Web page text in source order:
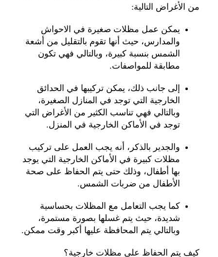
من الأغراض التالية:
يمكن عمل مظلات صغيرة في الاحواش
والمدارس، حيث أنها تقوم بالتقليل من أشعة
الشمس بنسبة كبيرة، وبالتالي فهي تكون
مطابقة للمواصفات.
إلى جانب ذلك، يمكن تركيبها في الحدائق
الخارجية التي توجد في المنازل الصغيرة،
وبالتالي فهي تناسب الكثير من الأغراض التي
توجد في الأماكن الخارجية في المنزل.
والجدير بالذكر، أنه يجب العمل على تركيب
مظلات كبيرة في الأماكن الخارجية التي يوجد
بها أطفال، وذلك حتى يتم الحفاظ على صحة
الأطفال من ضربات الشمس.
كما يجب التعامل مع المظلات بحساسية
شديدة، حيث يتم غسلها بصورة مستمرة،
وبالتالي يتم المحافظة عليها أكبر وقت ممكن.
كيف يتم الحفاظ على مظلات خارجية؟